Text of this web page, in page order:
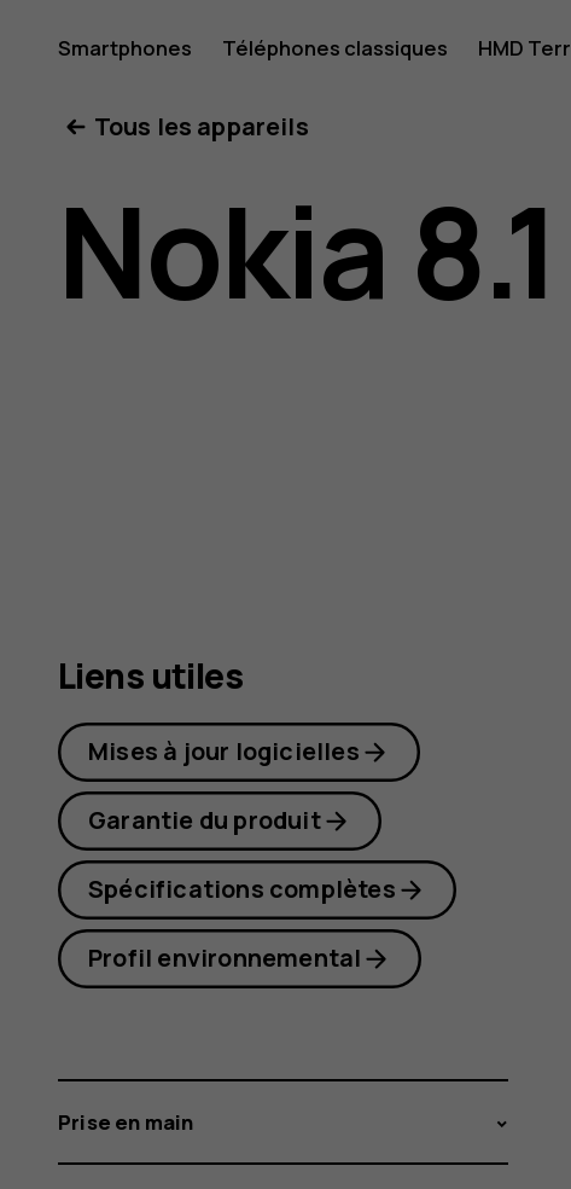
Guide
de
Smartphones Téléphones classiques HMD
Tous les appareils
Nokia 8.1
Liens utiles
Mises à jour logicielles
Garantie du produit
Spécifications complètes
Profil environnemental
Prise en main